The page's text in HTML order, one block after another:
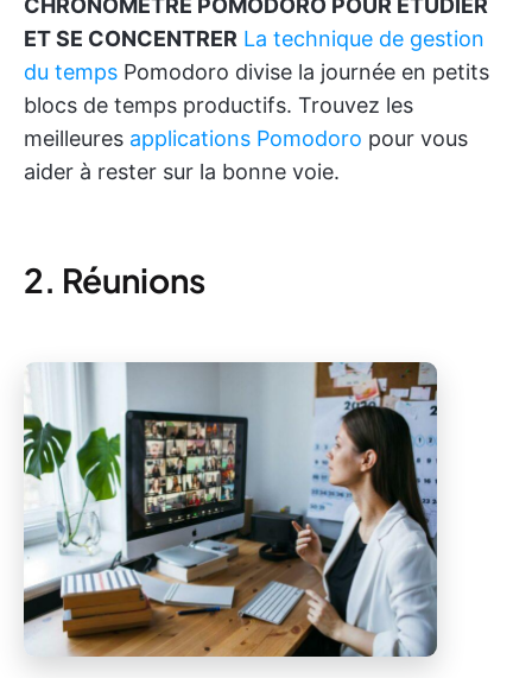
CHRONOMÈTRE POMODORO POUR ÉTUDIER
ET SE CONCENTRER La technique de gestion
du temps Pomodoro divise la journée en petits
blocs de temps productifs. Trouvez les
meilleures applications Pomodoro pour vous
aider à rester sur la bonne voie.
2. Réunions